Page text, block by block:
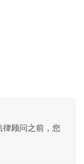
律顾问之前，您